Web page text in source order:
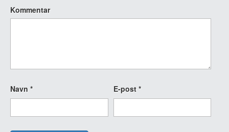
Kommentar
Navn * E-post *